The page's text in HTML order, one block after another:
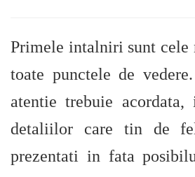
Primele intalniri sunt
toate punctele de
atentie trebuie
detaliilor care tin de
prezentati in fata